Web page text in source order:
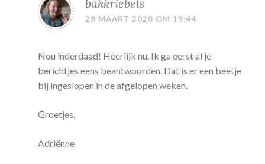
bakkriebels
28 MAART 2020 OM 19:44
Nou inderdaad! Heerlijk nu. Ik ga eerst al je
berichtjes eens beantwoorden. Dat is er een beetje
bij ingeslopen in de afgelopen weken.
Groetjes,
Adriënne